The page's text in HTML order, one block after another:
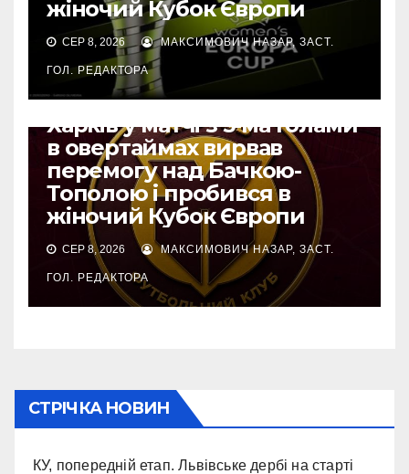
жіночий Кубок Європи
СЕР 8, 2026 МАКСИМОВИЧ НАЗАР, ЗАСТ.
ГОЛ. РЕДАКТОРА
ЄВРОКУБКИ
Харків у матчі з 5-ма голами
в овертаймах вирвав
перемогу над Бачкою-
Тополою і пробився в
жіночий Кубок Європи
СЕР 8, 2026 МАКСИМОВИЧ НАЗАР, ЗАСТ.
ГОЛ. РЕДАКТОРА
СТРІЧКА НОВИН
КУ, попередній етап. Львівське дербі на старті